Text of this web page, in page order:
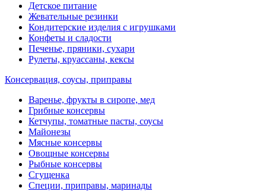
Детское питание
Жевательные резинки
Кондитерские изделия с игрушками
Конфеты и сладости
Печенье, пряники, сухари
Рулеты, круассаны, кексы
Консервация, соусы, приправы
Варенье, фрукты в сиропе, мед
Грибные консервы
Кетчупы, томатные пасты, соусы
Майонезы
Мясные консервы
Овощные консервы
Рыбные консервы
Сгущенка
Специи, приправы, маринады